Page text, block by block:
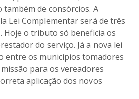
de consórcios. A
Lei Complementar será de três
Hoje o tributo só beneficia os
do serviço. Já a nova lei
entre os municípios tomadores
para os vereadores
aplicação dos novos